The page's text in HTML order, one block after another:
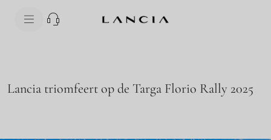
Lancia triomfeert op de Targa Florio Rally 2025